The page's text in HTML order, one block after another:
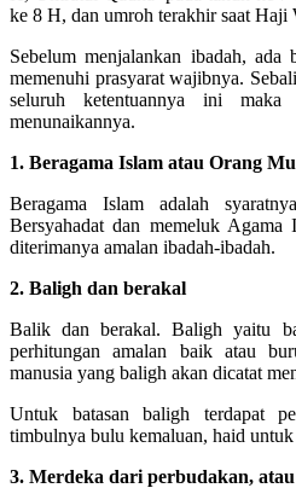
ke 8 H, dan umroh terakhir saat Haji
Sebelum menjalankan ibadah,
memenuhi prasyarat wajibnya.
seluruh ketentuannya ini
menunaikannya.
1. Beragama Islam atau Orang
Beragama Islam adalah
Bersyahadat dan memeluk
diterimanya amalan ibadah-ibadah.
2. Baligh dan berakal
Balik dan berakal. Baligh yaitu
perhitungan amalan baik atau
manusia yang baligh akan dicatat
Untuk batasan baligh terdapat
timbulnya bulu kemaluan, haid
3. Merdeka dari perbudakan,